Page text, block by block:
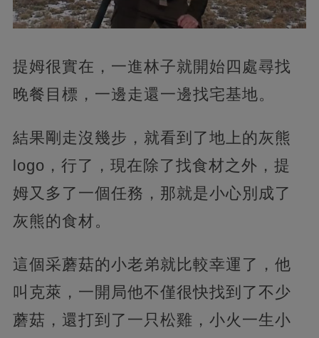
提姆很實在，一進林子就開始四處尋找
晚餐目標，一邊走還一邊找宅基地。
結果剛走沒幾步，就看到了地上的灰熊
logo，行了，現在除了找食材之外，提
姆又多了一個任務，那就是小心別成了
灰熊的食材。
這個采蘑菇的小老弟就比較幸運了，他
叫克萊，一開局他不僅很快找到了不少
蘑菇，還打到了一只松雞，小火一生小